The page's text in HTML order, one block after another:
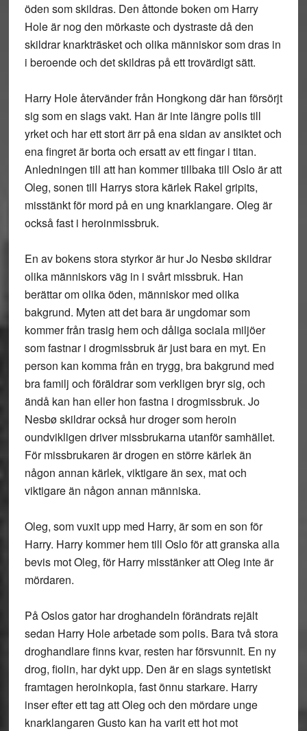
öden som skildras. Den åttonde boken om Harry
Hole är nog den mörkaste och dystraste då den
skildrar knarkträsket och olika människor som dras in
i beroende och det skildras på ett trovärdigt sätt.
Harry Hole återvänder från Hongkong där han försörjt
sig som en slags vakt. Han är inte längre polis till
yrket och har ett stort ärr på ena sidan av ansiktet och
ena fingret är borta och ersatt av ett fingar i titan.
Anledningen till att han kommer tillbaka till Oslo är att
Oleg, sonen till Harrys stora kärlek Rakel gripits,
misstänkt för mord på en ung knarklangare. Oleg är
också fast i heroinmissbruk.
En av bokens stora styrkor är hur Jo Nesbø skildrar
olika människors väg in i svårt missbruk. Han
berättar om olika öden, människor med olika
bakgrund. Myten att det bara är ungdomar som
kommer från trasig hem och dåliga sociala miljöer
som fastnar i drogmissbruk är just bara en myt. En
person kan komma från en trygg, bra bakgrund med
bra familj och föräldrar som verkligen bryr sig, och
ändå kan han eller hon fastna i drogmissbruk. Jo
Nesbø skildrar också hur droger som heroin
oundvikligen driver missbrukarna utanför samhället.
För missbrukaren är drogen en större kärlek än
någon annan kärlek, viktigare än sex, mat och
viktigare än någon annan människa.
Oleg, som vuxit upp med Harry, är som en son för
Harry. Harry kommer hem till Oslo för att granska alla
bevis mot Oleg, för Harry misstänker att Oleg inte är
mördaren.
På Oslos gator har droghandeln förändrats rejält
sedan Harry Hole arbetade som polis. Bara två stora
droghandlare finns kvar, resten har försvunnit. En ny
drog, fiolin, har dykt upp. Den är en slags syntetiskt
framtagen heroinkopia, fast önnu starkare. Harry
inser efter ett tag att Oleg och den mördare unge
knarklangaren Gusto kan ha varit ett hot mot